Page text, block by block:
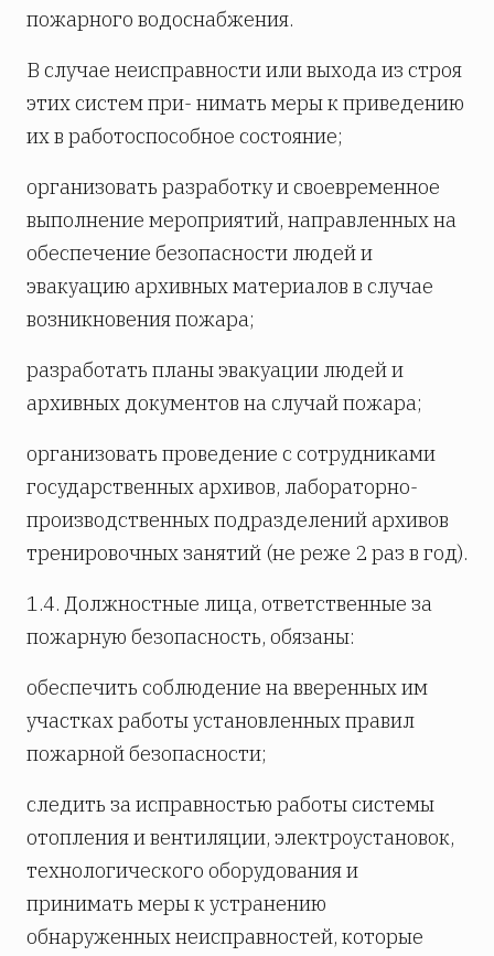
пожарного водоснабжения.
В случае неисправности или выхода из строя
этих систем при- нимать меры к приведению
их в работоспособное состояние;
организовать разработку и своевременное
выполнение мероприятий, направленных на
обеспечение безопасности людей и
эвакуацию архивных материалов в случае
возникновения пожара;
разработать планы эвакуации людей и
архивных документов на случай пожара;
организовать проведение с сотрудниками
государственных архивов, лабораторно-
производственных подразделений архивов
тренировочных занятий (не реже 2 раз в год).
1.4. Должностные лица, ответственные за
пожарную безопасность, обязаны:
обеспечить соблюдение на вверенных им
участках работы установленных правил
пожарной безопасности;
следить за исправностью работы системы
отопления и вентиляции, электроустановок,
технологического оборудования и
принимать меры к устранению
обнаруженных неисправностей, которые